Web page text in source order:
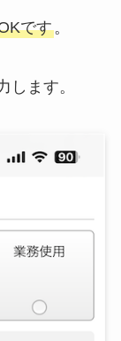
です。
します。